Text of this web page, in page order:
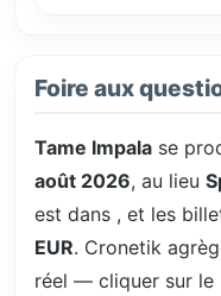
Foire aux
Tame Impala se
août 2026, au lieu
est dans , et les
EUR. Cronetik
réel — cliquer sur